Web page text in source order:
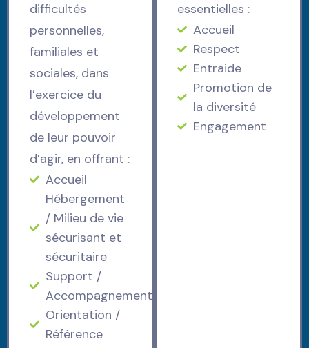
difficultés
personnelles,
familiales et
sociales, dans
l’exercice du
développement
de leur pouvoir
d’agir, en offrant :
Accueil
Hébergement
/ Milieu de vie
sécurisant et
sécuritaire
Support /
Accompagnement
Orientation /
Référence
essentielles :
Accueil
Respect
Entraide
Promotion de
la diversité
Engagement